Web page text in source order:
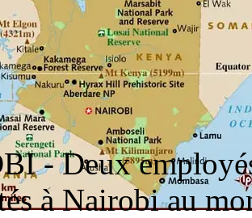
- Deux
à Nairobi au